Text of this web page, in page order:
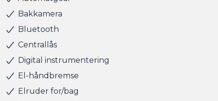
finansiering til markedets bedste priser og vilkår, og vi
tager naturligvis også gerne din nuværende bil i bytte,
Salgsafdelingen åbningstider:
Man-Fre kl. 10.00 - 17.00
Lørdag kl. 11.00 - 15.00
Bakkamera
Bluetooth
Centrallås
Digital instrumentering
El-håndbremse
Elruder for/bag